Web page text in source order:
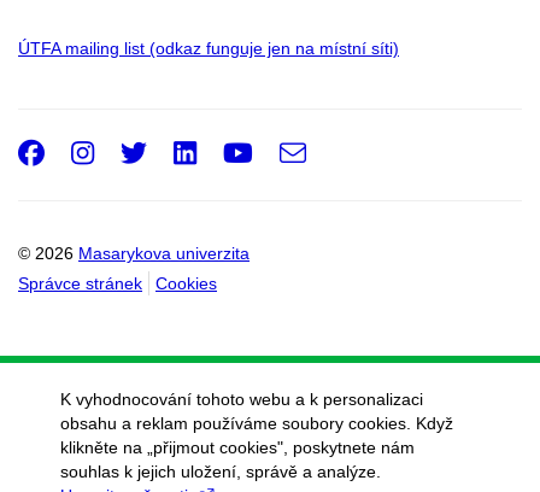
ÚTFA mailing list (odkaz funguje jen na místní síti)
© 2026 Masarykova univerzita
Správce stránek
Cookies
Facebook
Instagram
Twitter
LinkedIn
Youtube
e-
K vyhodnocování tohoto webu a k personalizaci
obsahu a reklam používáme soubory cookies. Když
klikněte na „přijmout cookies", poskytnete nám
souhlas k jejich uložení, správě a analýze.